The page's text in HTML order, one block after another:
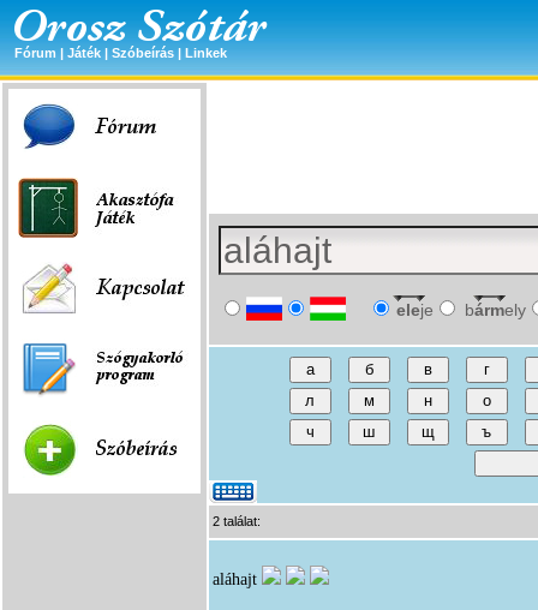
Fórum | Játék | Szóbeírás | Linkek
eleje bármely
2 találat:
aláhajt